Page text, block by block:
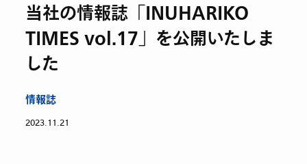
当社の情報誌「INUHARIKO
TIMES vol.17」を公開いたしま
した
情報誌
2023.11.21